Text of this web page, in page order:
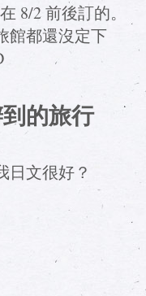
8/2 前後訂的。
館都還沒定下
的旅行
日文很好？